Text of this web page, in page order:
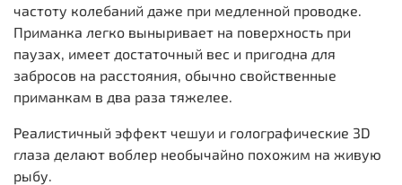
частоту колебаний даже при медленной проводке.
Приманка легко выныривает на поверхность при
паузах, имеет достаточный вес и пригодна для
забросов на расстояния, обычно свойственные
приманкам в два раза тяжелее.
Реалистичный эффект чешуи и голографические 3D
глаза делают воблер необычайно похожим на живую
рыбу.